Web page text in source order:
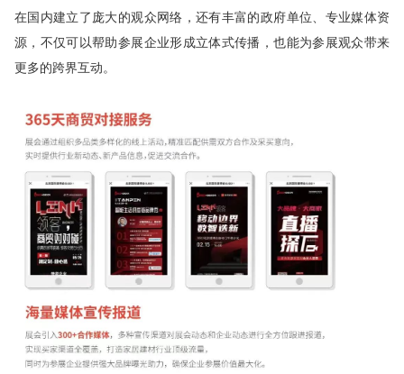
在国内建立了庞大的观众网络，还有丰富的政府单位、专业媒体资
源，不仅可以帮助参展企业形成立体式传播，也能为参展观众带来
更多的跨界互动。